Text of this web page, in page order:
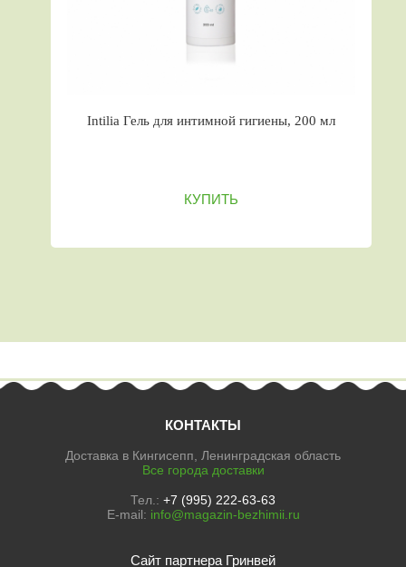
Intilia Гель для интимной гигиены, 200 мл
КУПИТЬ
КОНТАКТЫ
Доставка в Кингисепп, Ленинградская область
Все города доставки
Тел.: +7 (995) 222-63-63
E-mail: info@magazin-bezhimii.ru
Сайт партнера Гринвей